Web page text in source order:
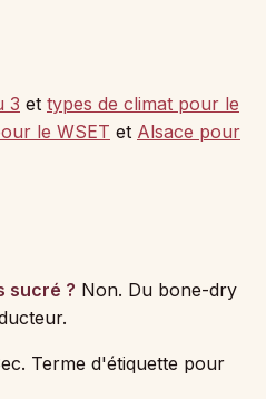
3 et types de climat pour le
le WSET et Alsace pour
sucré ? Non. Du bone-dry
Terme d'étiquette pour